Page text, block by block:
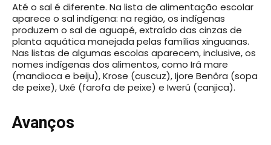
Até o sal é diferente. Na lista de alimentação escolar
aparece o sal indígena: na região, os indígenas
produzem o sal de aguapé, extraído das cinzas de
planta aquática manejada pelas famílias xinguanas.
Nas listas de algumas escolas aparecem, inclusive, os
nomes indígenas dos alimentos, como Irá mare
(mandioca e beiju), Krose (cuscuz), Ijore Benôra (sopa
de peixe), Uxé (farofa de peixe) e Iwerú (canjica).
Avanços